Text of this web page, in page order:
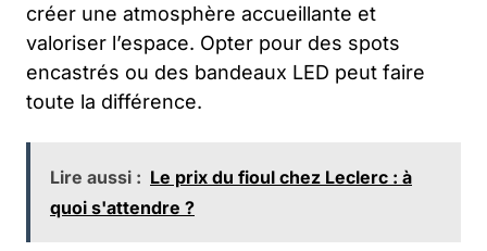
créer une atmosphère accueillante et
valoriser l’espace. Opter pour des spots
encastrés ou des bandeaux LED peut faire
toute la différence.
Lire aussi : Le prix du fioul chez Leclerc : à
quoi s'attendre ?